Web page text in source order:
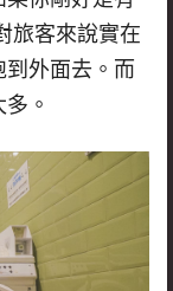
旅客來說實在
外面去。而
。